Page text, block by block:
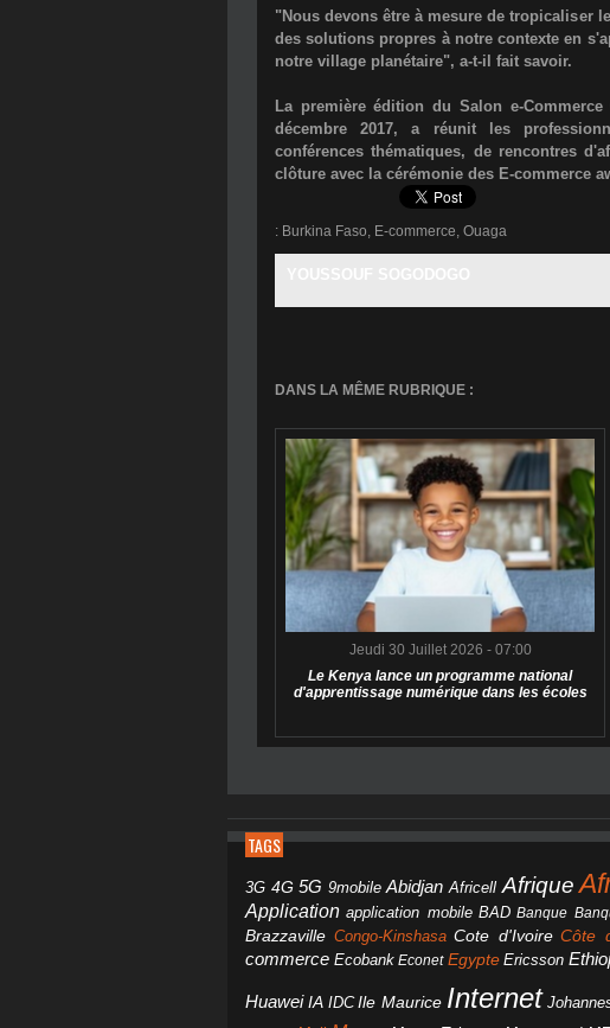
"Nous devons être à mesure de tropicaliser
des solutions propres à notre contexte en
notre village planétaire", a-t-il fait savoir.
La première édition du Salon e-
décembre 2017, a réunit les
conférences thématiques, de rencontres
clôture avec la cérémonie des E-commerce
: Burkina Faso E-commerce Ouaga
DANS LA MÊME RUBRIQUE :
Jeudi 30 Juillet 2026 - 07:00
Le Kenya lance un programme national
d'apprentissage numérique dans les écoles
TAGS
3G 4G 5G 9mobile Abidjan Africell Afrique
Application application mobile BAD Banque
Brazzaville Congo-Kinshasa Cote d'Ivoire Côte
commerce Ecobank Econet Egypte Ericsson
Huawei IA IDC Ile Maurice Internet